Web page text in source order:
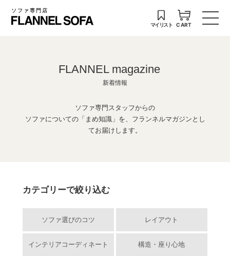
ソファ専門店
マイリスト CART
FLANNEL magazine
新着情報
ソファ専門スタッフからの
ソファについての「まめ知識」を、フランネルマガジンとし
てお届けします。
カテゴリーで絞り込む
ソファ選びのコツ レイアウト
インテリアコーディネート 構造・座り心地